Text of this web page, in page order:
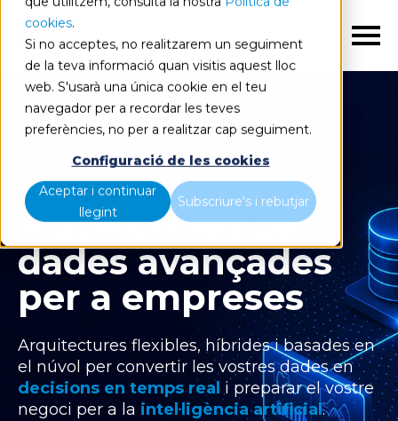
cookies.
Si no acceptes, no realitzarem un seguiment
de la teva informació quan visitis aquest lloc
web. S'usarà una única cookie en el teu
navegador per a recordar les teves
preferències, no per a realitzar cap seguiment.
Configuració de les cookies
Aceptar i continuar
llegint
Subscriure's i rebutjar
CA
Plataformes de dades empresarials
Plataformes de
dades avançades
per a empreses
Arquitectures flexibles, híbrides i basades en
el núvol per convertir les vostres dades en
decisions en temps real i preparar el vostre
negoci per a la intel·ligència artificial.